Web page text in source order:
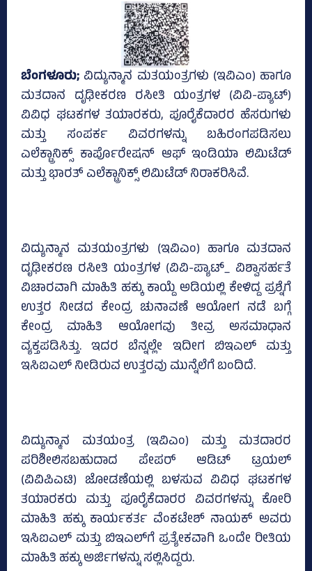
ಬೆಂಗಳೂರು; ವಿದ್ಯುನ್ಮಾನ ಮತಯಂತ್ರಗಳು (ಇವಿಎಂ) ಹಾಗೂ
ಮತದಾನ ದೃಢೀಕರಣ ರಸೀತಿ ಯಂತ್ರಗಳ (ವಿವಿ-ಪ್ಯಾಟ್‌)
ವಿವಿಧ ಘಟಕಗಳ ತಯಾರಕರು, ಪೂರೈಕೆದಾರರ ಹೆಸರುಗಳು
ಮತ್ತು ಸಂಪರ್ಕ ವಿವರಗಳನ್ನು ಬಹಿರಂಗಪಡಿಸಲು
ಎಲೆಕ್ಟ್ರಾನಿಕ್ಸ್ ಕಾರ್ಪೊರೇಷನ್ ಆಫ್ ಇಂಡಿಯಾ ಲಿಮಿಟೆಡ್
ಮತ್ತು ಭಾರತ್ ಎಲೆಕ್ಟ್ರಾನಿಕ್ಸ್ ಲಿಮಿಟೆಡ್ ನಿರಾಕರಿಸಿವೆ.
ವಿದ್ಯುನ್ಮಾನ ಮತಯಂತ್ರಗಳು (ಇವಿಎಂ) ಹಾಗೂ ಮತದಾನ
ದೃಢೀಕರಣ ರಸೀತಿ ಯಂತ್ರಗಳ (ವಿವಿ-ಪ್ಯಾಟ್‌_ ವಿಶ್ವಾಸರ್ಹತೆ
ವಿಚಾರವಾಗಿ ಮಾಹಿತಿ ಹಕ್ಕು ಕಾಯ್ದೆ ಅಡಿಯಲ್ಲಿ ಕೇಳಿದ್ದ ಪ್ರಶ್ನೆಗೆ
ಉತ್ತರ ನೀಡದ ಕೇಂದ್ರ ಚುನಾವಣೆ ಆಯೋಗ ನಡೆ ಬಗ್ಗೆ
ಕೇಂದ್ರ ಮಾಹಿತಿ ಆಯೋಗವು ತೀವ್ರ ಅಸಮಾಧಾನ
ವ್ಯಕ್ತಪಡಿಸಿತ್ತು. ಇದರ ಬೆನ್ನಲ್ಲೇ ಇದೀಗ ಬಿಇಎಲ್‌ ಮತ್ತು
ಇಸಿಐಎಲ್‌ ನೀಡಿರುವ ಉತ್ತರವು ಮುನ್ನೆಲೆಗೆ ಬಂದಿದೆ.
ವಿದ್ಯುನ್ಮಾನ ಮತಯಂತ್ರ (ಇವಿಎಂ) ಮತ್ತು ಮತದಾರರ
ಪರಿಶೀಲಿಸಬಹುದಾದ ಪೇಪರ್ ಆಡಿಟ್ ಟ್ರಯಲ್
(ವಿವಿಪಿಎಟಿ) ಜೋಡಣೆಯಲ್ಲಿ ಬಳಸುವ ವಿವಿಧ ಘಟಕಗಳ
ತಯಾರಕರು ಮತ್ತು ಪೂರೈಕೆದಾರರ ವಿವರಗಳನ್ನು ಕೋರಿ
ಮಾಹಿತಿ ಹಕ್ಕು ಕಾರ್ಯಕರ್ತ ವೆಂಕಟೇಶ್ ನಾಯಕ್ ಅವರು
ಇಸಿಐಎಲ್‌ ಮತ್ತು ಬಿಇಎಲ್‌ಗೆ ಪ್ರತ್ಯೇಕವಾಗಿ ಒಂದೇ ರೀತಿಯ
ಮಾಹಿತಿ ಹಕ್ಕು ಅರ್ಜಿಗಳನ್ನು ಸಲ್ಲಿಸಿದ್ದರು.